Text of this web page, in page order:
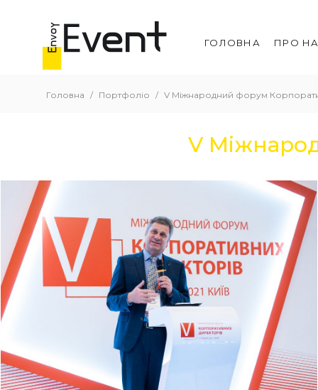
ГОЛОВНА ПРО
Головна / Портфоліо / V Міжнародний форум
V